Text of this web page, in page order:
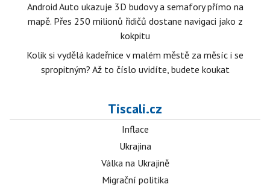
Android Auto ukazuje 3D budovy a semafory přímo na
mapě. Přes 250 milionů řidičů dostane navigaci jako z
kokpitu
Kolik si vydělá kadeřnice v malém městě za měsíc i se
spropitným? Až to číslo uvidíte, budete koukat
Tiscali.cz
Inflace
Ukrajina
Válka na Ukrajině
Migrační politika